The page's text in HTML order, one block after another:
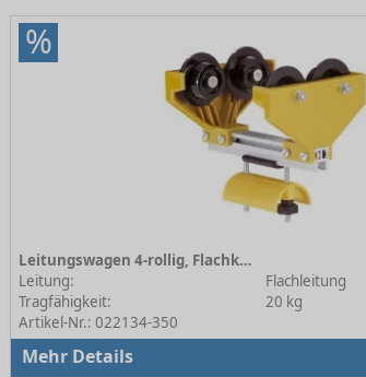
%
Leitungswagen 4-rollig, Flachkabel TB 306 mm
Leitung:
Flachleitung
Tragfähigkeit:
20 kg
Artikel-Nr.: 022134-350
Mehr Details